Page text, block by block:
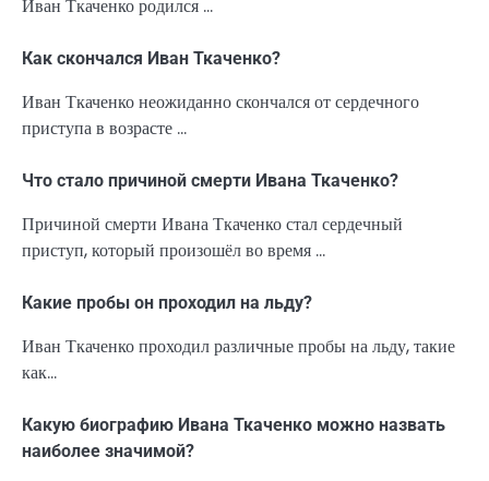
Иван Ткаченко родился …
Как скончался Иван Ткаченко?
Иван Ткаченко неожиданно скончался от сердечного
приступа в возрасте …
Что стало причиной смерти Ивана Ткаченко?
Причиной смерти Ивана Ткаченко стал сердечный
приступ, который произошёл во время …
Какие пробы он проходил на льду?
Иван Ткаченко проходил различные пробы на льду, такие
как…
Какую биографию Ивана Ткаченко можно назвать
наиболее значимой?